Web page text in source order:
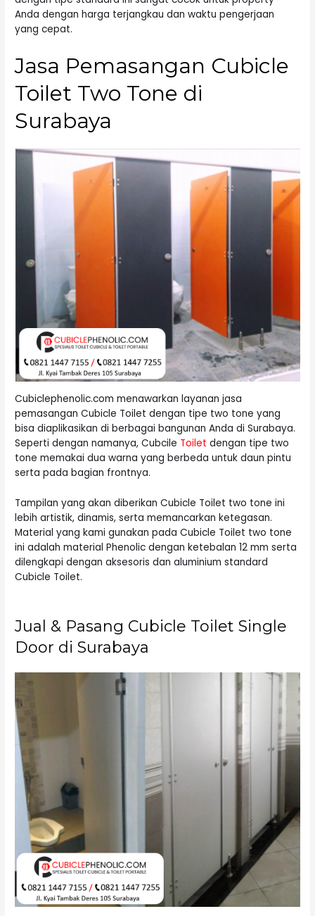
Anda dengan harga terjangkau dan waktu pengerjaan
yang cepat.
Jasa Pemasangan Cubicle
Toilet Two Tone di
Surabaya
Cubiclephenolic.com menawarkan layanan jasa
pemasangan Cubicle Toilet dengan tipe two tone yang
bisa diaplikasikan di berbagai bangunan Anda di Surabaya.
Seperti dengan namanya, Cubcile Toilet dengan tipe two
tone memakai dua warna yang berbeda untuk daun pintu
serta pada bagian frontnya.
Tampilan yang akan diberikan Cubicle Toilet two tone ini
lebih artistik, dinamis, serta memancarkan ketegasan.
Material yang kami gunakan pada Cubicle Toilet two tone
ini adalah material Phenolic dengan ketebalan 12 mm serta
dilengkapi dengan aksesoris dan aluminium standard
Cubicle Toilet.
Jual & Pasang Cubicle Toilet Single
Door di Surabaya